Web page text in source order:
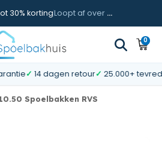
30% kortingLoopt af over …
00
✓14 dagen retour✓25.000+ tevreden
Spoelbakken RVS